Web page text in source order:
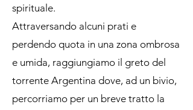
spirituale.
Attraversando alcuni prati e
perdendo quota in una zona ombrosa
e umida, raggiungiamo il greto del
torrente Argentina dove, ad un bivio,
percorriamo per un breve tratto la